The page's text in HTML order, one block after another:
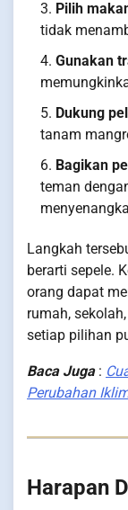
Pilih
tidak
Gunakan
Dukung
tanam
Bagikan
teman
Langkah
berarti sepele.
orang dapat
rumah,
setiap pilihan
Baca Juga:
Perubahan
Harapan